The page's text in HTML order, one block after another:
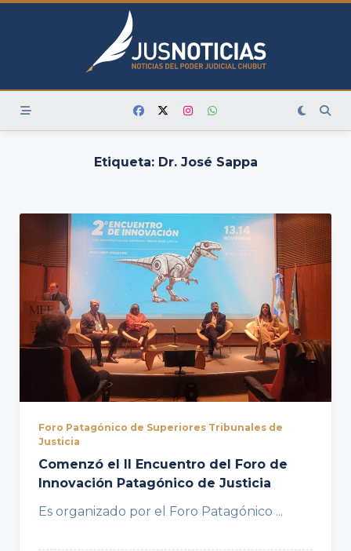
Skip
Etiqueta: Dr. José Sappa
Foro Patagónico de Superiores Tribunales de
Justicia
Comenzó el II Encuentro del Foro de
Innovación Patagónico de Justicia
Es organizado por el Foro Patagónico ...